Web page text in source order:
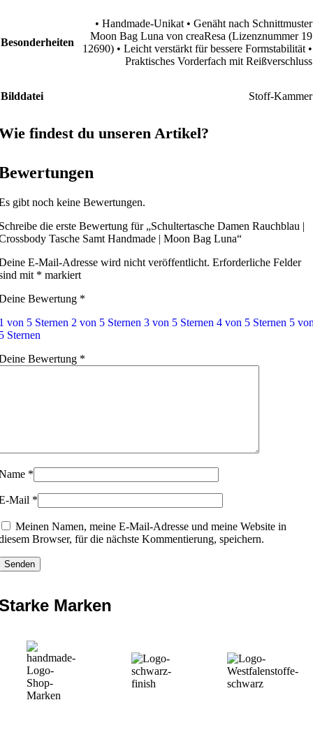
Besonderheiten
• Handmade-Unikat • Genäht nach Schnittmuster
Moon Bag Luna von creaResa (Lizenznummer 19
12690) • Leicht verstärkt für bessere Formstabilität •
Praktisches Vorderfach mit Reißverschluss
Bilddatei Stoff-Kammer
findest du unseren Artikel?
gibt noch keine Bewertungen.
die erste Bewertung für „Schultertasche Damen Rauchblau |
Tasche Samt Handmade | Moon Bag Luna“
E-Mail-Adresse wird nicht veröffentlicht. Erforderliche Felder
mit * markiert
Bewertung *
von 5 Sternen 2 von 5 Sternen 3 von 5 Sternen 4 von 5 Sternen 5
Sternen
Bewertung *
*
Mail *
Meinen Namen, meine E-Mail-Adresse und meine Website in
Browser, für die nächste Kommentierung, speichern.
Marken